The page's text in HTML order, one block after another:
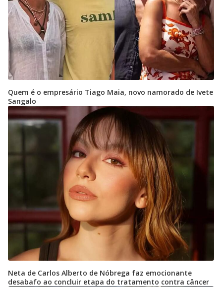
Quem é o empresário Tiago Maia, novo namorado de Ivete
Sangalo
Neta de Carlos Alberto de Nóbrega faz emocionante
desabafo ao concluir etapa do tratamento contra câncer